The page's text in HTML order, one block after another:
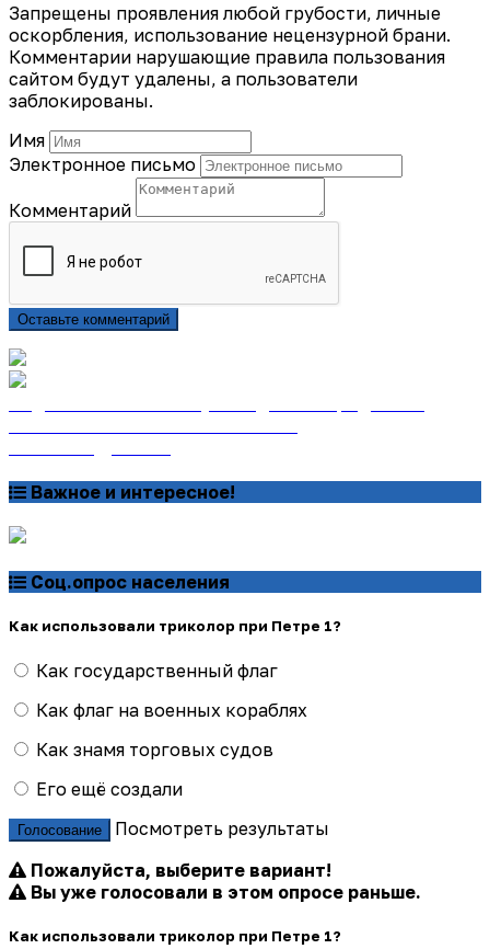
Запрещены проявления любой грубости, личные
оскорбления, использование нецензурной брани.
Комментарии нарушающие правила пользования
сайтом будут удалены, а пользователи
заблокированы.
Имя
Электронное письмо
Комментарий
Оставьте комментарий
Важное и интересное!
Соц.опрос населения
Как использовали триколор при Петре 1?
Как государственный флаг
Как флаг на военных кораблях
Как знамя торговых судов
Его ещё создали
Голосование
Посмотреть результаты
Пожалуйста, выберите вариант!
Вы уже голосовали в этом опросе раньше.
Как использовали триколор при Петре 1?